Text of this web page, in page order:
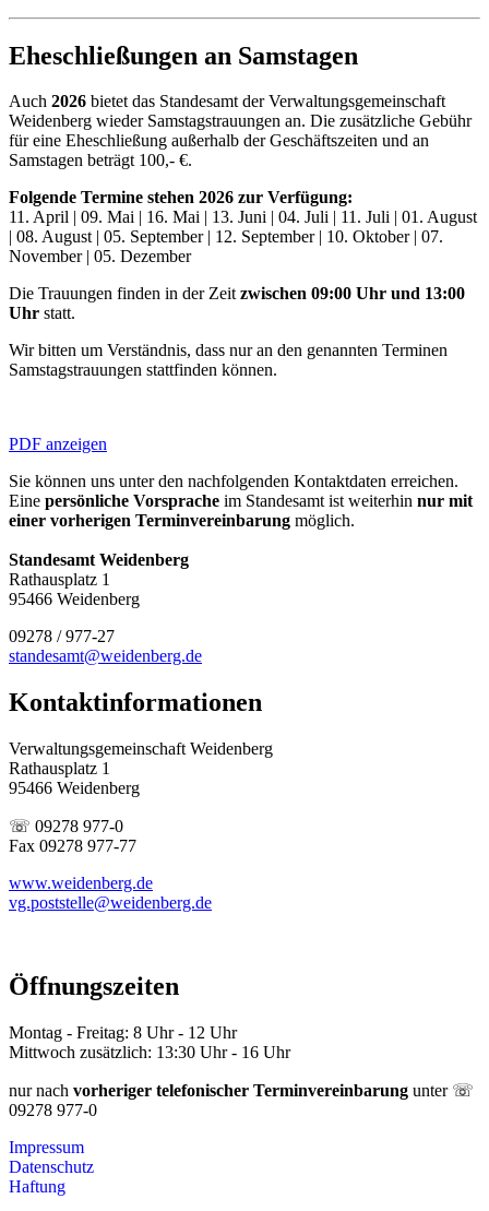
Eheschließungen an Samstagen
Auch 2026 bietet das Standesamt der Verwaltungsgemeinschaft
Weidenberg wieder Samstagstrauungen an. Die zusätzliche Gebühr
für eine Eheschließung außerhalb der Geschäftszeiten und an
Samstagen beträgt 100,- €.
Folgende Termine stehen 2026 zur Verfügung:
11. April | 09. Mai | 16. Mai | 13. Juni | 04. Juli | 11. Juli | 01. August
| 08. August | 05. September | 12. September | 10. Oktober | 07.
November | 05. Dezember
Die Trauungen finden in der Zeitzwischen 09:00 Uhr und 13:00
Uhr statt.
Wir bitten um Verständnis, dass nur an den genannten Terminen
Samstagstrauungen stattfinden können.
PDF anzeigen
Sie können uns unter den nachfolgenden Kontaktdaten erreichen.
Eine persönliche Vorsprache im Standesamt ist weiterhin nur mit
einer vorherigen Terminvereinbarung möglich.
Standesamt Weidenberg
Rathausplatz 1
95466 Weidenberg
09278 / 977-27
standesamt@weidenberg.de
Kontaktinformationen
Verwaltungsgemeinschaft Weidenberg
Rathausplatz 1
95466 Weidenberg
☏ 09278 977-0
Fax 09278 977-77
www.weidenberg.de
vg.poststelle@weidenberg.de
Öffnungszeiten
Montag - Freitag: 8 Uhr - 12 Uhr
Mittwoch zusätzlich: 13:30 Uhr - 16 Uhr
nur nach vorheriger telefonischer Terminvereinbarung unter ☏
09278 977-0
Impressum
Datenschutz
Haftung